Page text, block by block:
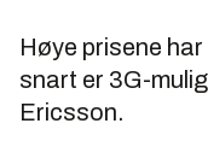
Høye prisene
snart er 3G-
Ericsson.